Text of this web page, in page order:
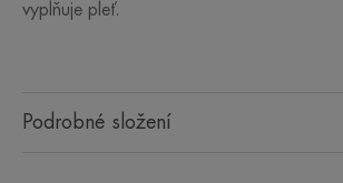
Podrobné složení
vyplňuje pleť.